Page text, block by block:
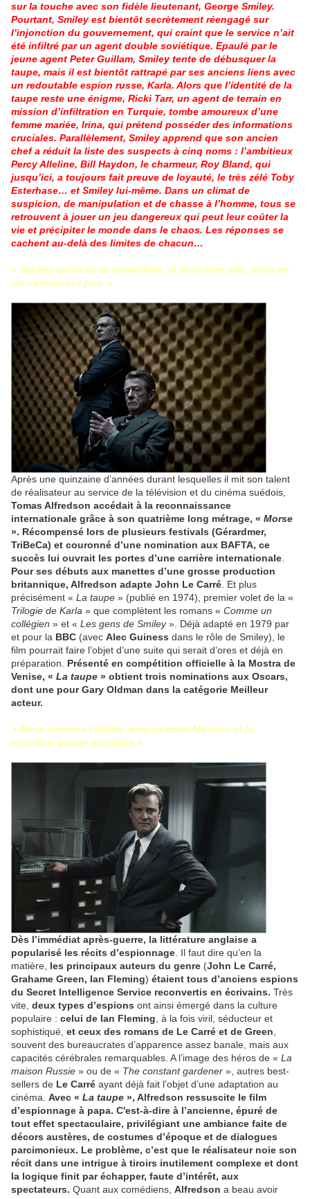
sur la touche avec son fidèle lieutenant, George Smiley.
Pourtant, Smiley est bientôt secrètement réengagé sur
l’injonction du gouvernement, qui craint que le service n’ait
été infiltré par un agent double soviétique. Epaulé par le
jeune agent Peter Guillam, Smiley tente de débusquer la
taupe, mais il est bientôt rattrapé par ses anciens liens avec
un redoutable espion russe, Karla. Alors que l’identité de la
taupe reste une énigme, Ricki Tarr, un agent de terrain en
mission d’infiltration en Turquie, tombe amoureux d’une
femme mariée, Irina, qui prétend posséder des informations
cruciales. Parallèlement, Smiley apprend que son ancien
chef a réduit la liste des suspects à cinq noms : l’ambitieux
Percy Alleline, Bill Haydon, le charmeur, Roy Bland, qui
jusqu’ici, a toujours fait preuve de loyauté, le très zélé Toby
Esterhase… et Smiley lui-même. Dans un climat de
suspicion, de manipulation et de chasse à l’homme, tous se
retrouvent à jouer un jeu dangereux qui peut leur coûter la
vie et précipiter le monde dans le chaos. Les réponses se
cachent au-delà des limites de chacun…
« Sachez qu’ils vous surveillent. Si vous êtes pris, vous ne
me connaissez pas. »
Après une quinzaine d’années durant lesquelles il mit son talent
de réalisateur au service de la télévision et du cinéma suédois,
Tomas Alfredson accédait à la reconnaissance
internationale grâce à son quatrième long métrage, « Morse
». Récompensé lors de plusieurs festivals (Gérardmer,
TriBeCa) et couronné d’une nomination aux BAFTA, ce
succès lui ouvrait les portes d’une carrière internationale.
Pour ses débuts aux manettes d’une grosse production
britannique, Alfredson adapte John Le Carré. Et plus
précisément « La taupe » (publié en 1974), premier volet de la «
Trilogie de Karla » que complètent les romans « Comme un
collégien » et « Les gens de Smiley». Déjà adapté en 1979 par
et pour la BBC (avec Alec Guiness dans le rôle de Smiley), le
film pourrait faire l’objet d’une suite qui serait d’ores et déjà en
préparation. Présenté en compétition officielle à la Mostra de
Venise, « La taupe » obtient trois nominations aux Oscars,
dont une pour Gary Oldman dans la catégorie Meilleur
acteur.
« Nous sommes l’ultime rempart entre Moscou et la
troisième guerre mondiale »
Dès l’immédiat après-guerre, la littérature anglaise a
popularisé les récits d’espionnage . Il faut dire qu’en la
matière, les principaux auteurs du genre (John Le Carré,
Grahame Green, Ian Fleming) étaient tous d’anciens espions
du Secret Intelligence Service reconvertis en écrivains. Très
vite, deux types d’espions ont ainsi émergé dans la culture
populaire : celui de Ian Fleming , à la fois viril, séducteur et
sophistiqué, et ceux des romans de Le Carré et de Green
souvent des bureaucrates d’apparence assez banale, mais aux
capacités cérébrales remarquables. A l’image des héros de « La
maison Russie » ou de « The constant gardener », autres best-
sellers de Le Carré ayant déjà fait l’objet d’une adaptation au
cinéma. Avec « La taupe », Alfredson ressuscite le film
d’espionnage à papa. C'est-à-dire à l’ancienne, épuré de
tout effet spectaculaire, privilégiant une ambiance faite de
décors austères, de costumes d’époque et de dialogues
parcimonieux. Le problème, c’est que le réalisateur noie son
récit dans une intrigue à tiroirs inutilement complexe et dont
la logique finit par échapper, faute d’intérêt, aux
spectateurs. Quant aux comédiens, Alfredson a beau avoir